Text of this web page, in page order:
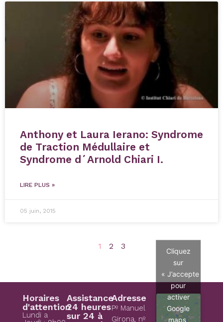
Anthony et Laura Ierano: Syndrome
de Traction Médullaire et
Syndrome d´Arnold Chiari I.
LIRE PLUS »
05 juin, 2015
1 2 3
Horaires
d'attention
Lundi a
Assistance
24 heures
sur 24 à
Adresse
Pº Manuel
Girona, nº
Cliquez
sur
« J’accepte »
pour
activer
Google
maps